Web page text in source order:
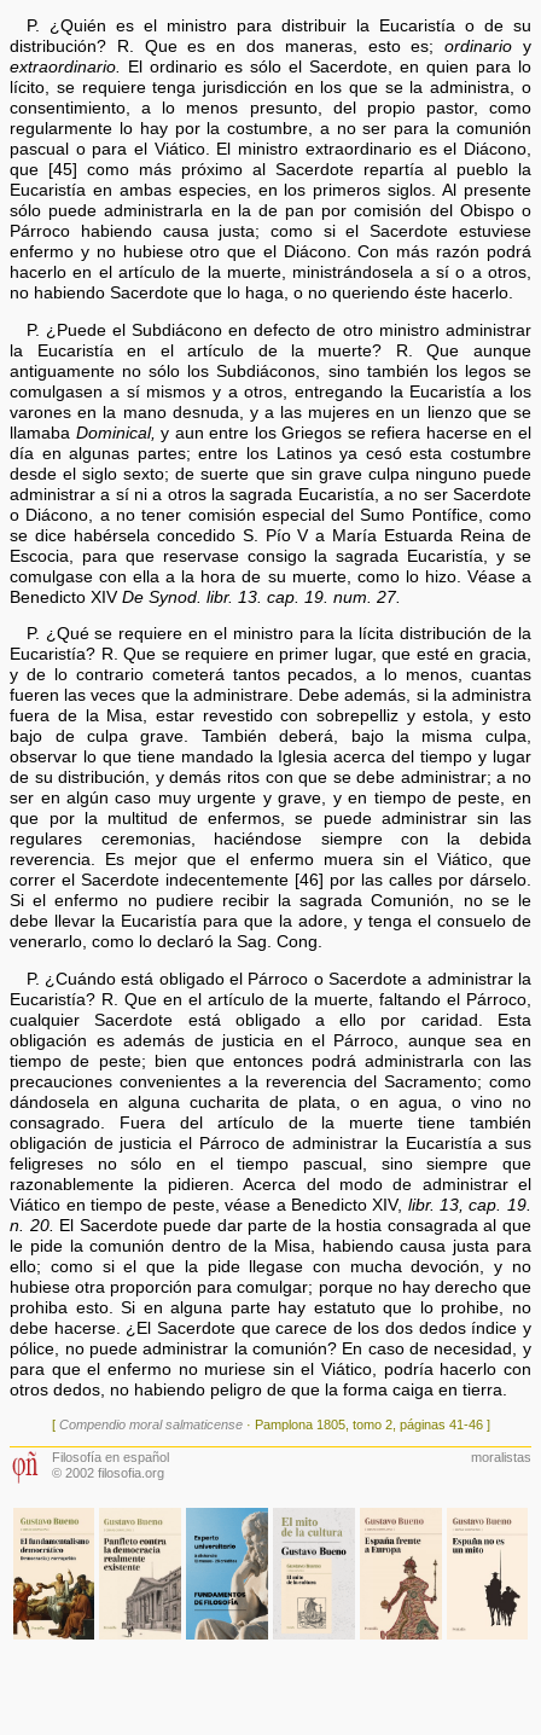
P. ¿Quién es el ministro para distribuir la Eucaristía o de su
distribución? R. Que es en dos maneras, esto es;ordinario y
extraordinario.
El ordinario es sólo el Sacerdote, en quien para lo
lícito, se requiere tenga jurisdicción en los que se la administra, o
consentimiento, a lo menos presunto, del propio pastor, como
regularmente lo hay por la costumbre, a no ser para la comunión
pascual o para el Viático. El ministro extraordinario es el Diácono,
que [45] como más próximo al Sacerdote repartía al pueblo la
Eucaristía en ambas especies, en los primeros siglos. Al presente
sólo puede administrarla en la de pan por comisión del Obispo o
Párroco habiendo causa justa; como si el Sacerdote estuviese
enfermo y no hubiese otro que el Diácono. Con más razón podrá
hacerlo en el artículo de la muerte, ministrándosela a sí o a otros,
no habiendo Sacerdote que lo haga, o no queriendo éste hacerlo.
P. ¿Puede el Subdiácono en defecto de otro ministro administrar
la Eucaristía en el artículo de la muerte? R. Que aunque
antiguamente no sólo los Subdiáconos, sino también los legos se
comulgasen a sí mismos y a otros, entregando la Eucaristía a los
varones en la mano desnuda, y a las mujeres en un lienzo que se
llamaba Dominical, y aun entre los Griegos se refiera hacerse en el
día en algunas partes; entre los Latinos ya cesó esta costumbre
desde el siglo sexto; de suerte que sin grave culpa ninguno puede
administrar a sí ni a otros la sagrada Eucaristía, a no ser Sacerdote
o Diácono, a no tener comisión especial del Sumo Pontífice, como
se dice habérsela concedido S. Pío V a María Estuarda Reina de
Escocia, para que reservase consigo la sagrada Eucaristía, y se
comulgase con ella a la hora de su muerte, como lo hizo. Véase a
Benedicto XIVDe Synod. libr. 13. cap. 19. num. 27.
P. ¿Qué se requiere en el ministro para la lícita distribución de la
Eucaristía? R. Que se requiere en primer lugar, que esté en gracia,
y de lo contrario cometerá tantos pecados, a lo menos, cuantas
fueren las veces que la administrare. Debe además, si la administra
fuera de la Misa, estar revestido con sobrepelliz y estola, y esto
bajo de culpa grave. También deberá, bajo la misma culpa,
observar lo que tiene mandado la Iglesia acerca del tiempo y lugar
de su distribución, y demás ritos con que se debe administrar; a no
ser en algún caso muy urgente y grave, y en tiempo de peste, en
que por la multitud de enfermos, se puede administrar sin las
regulares ceremonias, haciéndose siempre con la debida
reverencia. Es mejor que el enfermo muera sin el Viático, que
correr el Sacerdote indecentemente [46] por las calles por dárselo.
Si el enfermo no pudiere recibir la sagrada Comunión, no se le
debe llevar la Eucaristía para que la adore, y tenga el consuelo de
venerarlo, como lo declaró la Sag. Cong.
P. ¿Cuándo está obligado el Párroco o Sacerdote a administrar la
Eucaristía? R. Que en el artículo de la muerte, faltando el Párroco,
cualquier Sacerdote está obligado a ello por caridad. Esta
obligación es además de justicia en el Párroco, aunque sea en
tiempo de peste; bien que entonces podrá administrarla con las
precauciones convenientes a la reverencia del Sacramento; como
dándosela en alguna cucharita de plata, o en agua, o vino no
consagrado. Fuera del artículo de la muerte tiene también
obligación de justicia el Párroco de administrar la Eucaristía a sus
feligreses no sólo en el tiempo pascual, sino siempre que
razonablemente la pidieren. Acerca del modo de administrar el
Viático en tiempo de peste, véase a Benedicto XIV, libr. 13, cap. 19.
n. 20. El Sacerdote puede dar parte de la hostia consagrada al que
le pide la comunión dentro de la Misa, habiendo causa justa para
ello; como si el que la pide llegase con mucha devoción, y no
hubiese otra proporción para comulgar; porque no hay derecho que
prohiba esto. Si en alguna parte hay estatuto que lo prohibe, no
debe hacerse. ¿El Sacerdote que carece de los dos dedos índice y
pólice, no puede administrar la comunión? En caso de necesidad, y
para que el enfermo no muriese sin el Viático, podría hacerlo con
otros dedos, no habiendo peligro de que la forma caiga en tierra.
[ Compendio moral salmaticense· Pamplona 1805, tomo 2, páginas 41-46 ]
Filosofía en español
© 2002 filosofia.org
moralistas